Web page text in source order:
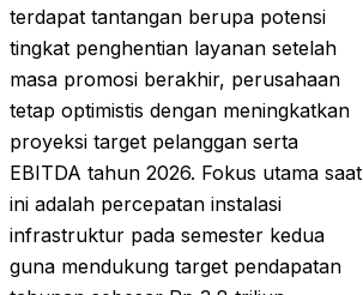
terdapat tantangan berupa potensi
tingkat penghentian layanan setelah
masa promosi berakhir, perusahaan
tetap optimistis dengan meningkatkan
proyeksi target pelanggan serta
EBITDA tahun 2026. Fokus utama saat
ini adalah percepatan instalasi
infrastruktur pada semester kedua
guna mendukung target pendapatan